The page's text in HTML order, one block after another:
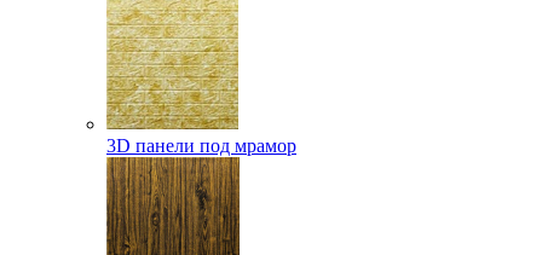
3D панели под мрамор